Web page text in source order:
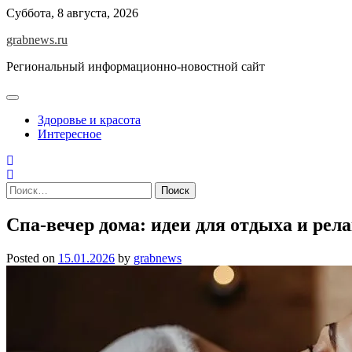
Skip
content
Суббота, 8 августа, 2026
grabnews.ru
Региональный информационно-новостной сайт
Здоровье и красота
Интересное
Найти:
Спа-вечер дома: идеи для отдыха и
Posted on 15.01.2026 by grabnews